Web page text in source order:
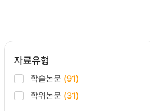
자료유형
학술논문 (91)
학위논문 (31)